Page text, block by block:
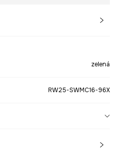
zelená
RW25-SWMC16-96X